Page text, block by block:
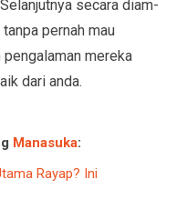
secara diam-
pernah mau
mereka
dari anda.
Manasuka:
Rayap? Ini